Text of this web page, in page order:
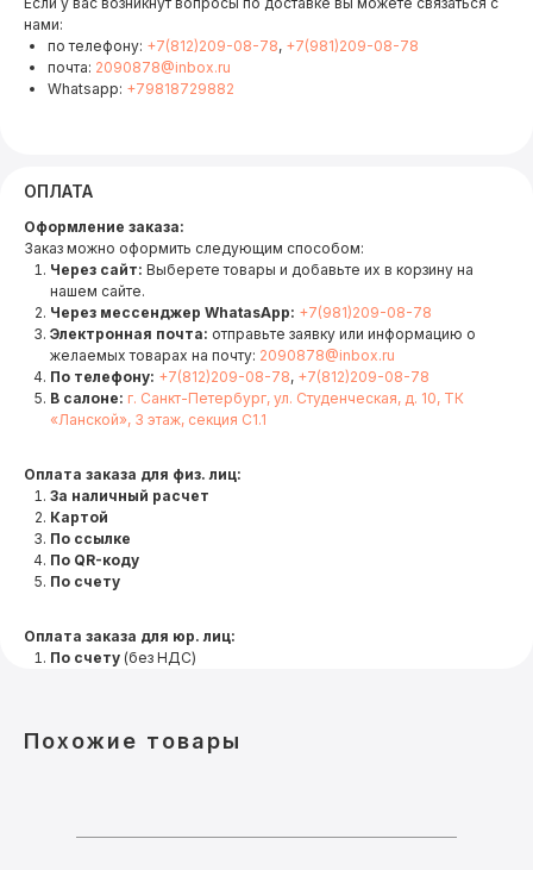
нами:
по телефону: +7(812)209-08-78, +7(981)209-08-78
почта: 2090878@inbox.ru
Whatsapp: +79818729882
ОПЛАТА
Оформление заказа:
Заказ можно оформить следующим способом:
Через сайт: Выберете товары и добавьте их в корзину на
нашем сайте.
Через мессенджер WhatasApp: +7(981)209-08-78
Электронная почта: отправьте заявку или информацию о
желаемых товарах на почту: 2090878@inbox.ru
По телефону: +7(812)209-08-78, +7(812)209-08-78
В салоне: г. Санкт-Петербург, ул. Студенческая, д. 10, ТК
«Ланской», 3 этаж, секция С1.1
Оплата заказа для физ. лиц:
За наличный расчет
Картой
По ссылке
По QR-коду
По счету
Оплата заказа для юр. лиц:
По счету (без НДС)
Похожие товары